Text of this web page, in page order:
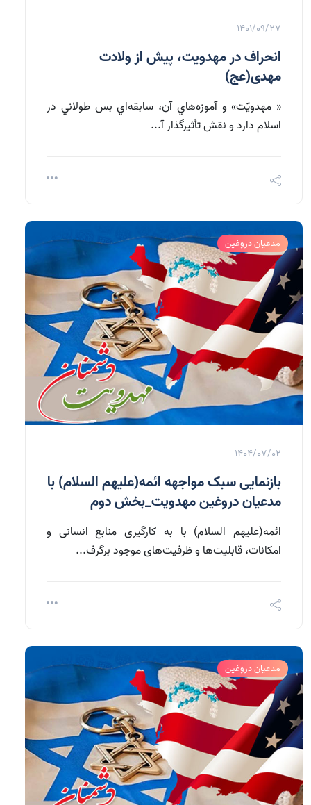
1401/09/27
انحراف در مهدویت، پیش از ولادت
مهدی(عج)
« مهدويّت» و آموزه‌هاي آن، سابقه‌اي بس طولاني در
اسلام دارد و نقش تأثيرگذار آ...
مدعیان دروغین
1404/07/02
بازنمایی سبک مواجهه ائمه(علیهم السلام) با
مدعیان دروغین مهدویت_بخش دوم
ائمه(علیهم السلام) با به کارگیری منابع انسانی و
امکانات، قابلیت‌ها و ظرفیت‌های موجود برگرف...
مدعیان دروغین